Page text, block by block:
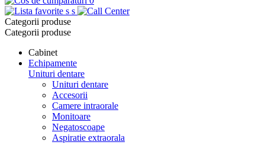
s s
Categorii produse
Categorii produse
Cabinet
Echipamente
Unituri dentare
Unituri dentare
Accesorii
Camere intraorale
Monitoare
Negatoscoape
Aspiratie extraorala